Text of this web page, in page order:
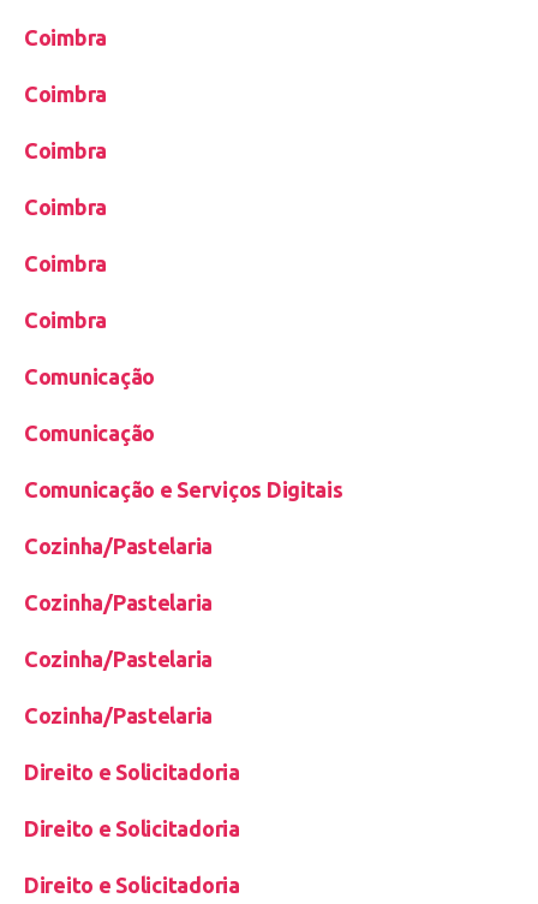
Coimbra
Coimbra
Coimbra
Coimbra
Coimbra
Coimbra
Comunicação
Comunicação
Comunicação e Serviços Digitais
Cozinha/Pastelaria
Cozinha/Pastelaria
Cozinha/Pastelaria
Cozinha/Pastelaria
Direito e Solicitadoria
Direito e Solicitadoria
Direito e Solicitadoria